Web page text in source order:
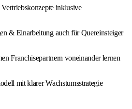
inklusive
& Einarbeitung auch für Quereinsteiger
Franchisepartnern voneinander lernen
mit klarer Wachstumsstrategie